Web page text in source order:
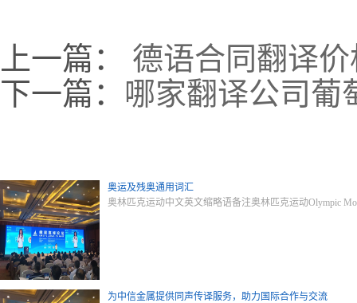
上一篇：
德语合同翻译价
下一篇： 哪家翻译公司葡
奥运及残奥通用词汇
奥林匹克运动中文英文缩略语备注奥林匹克运动Olympic
为中信金属提供同声传译服务，助力国际合作与交流